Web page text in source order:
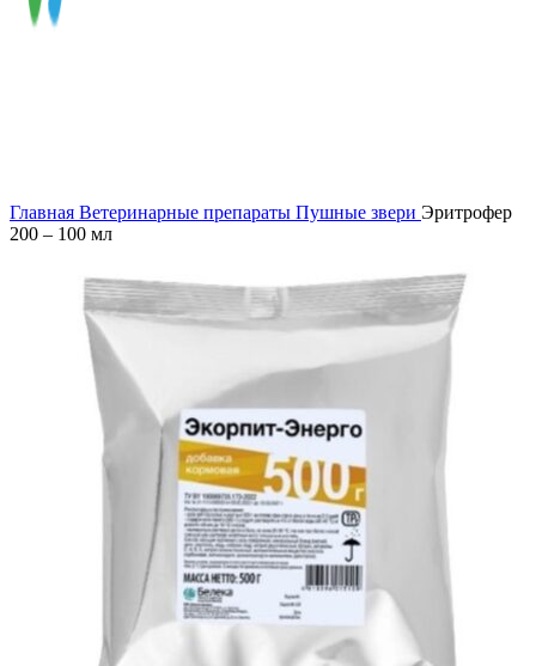
Главная Ветеринарные препараты Пушные звери Эритрофер
200 – 100 мл